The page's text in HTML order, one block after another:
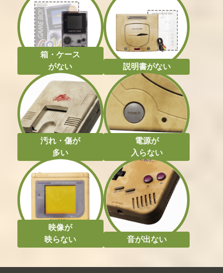
箱・ケース
がない
説明書がない
汚れ・傷が
多い
電源が
入らない
映像が
映らない
音が出ない